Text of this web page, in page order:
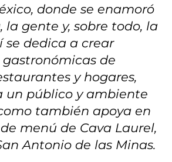
donde se enamoró
la gente y, sobre todo, la
se dedica a crear
de
y hogares,
un público y ambiente
también apoya en
menú de Cava Laurel,
Antonio de las Minas.